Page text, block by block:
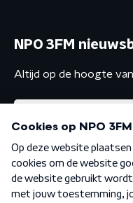
NPO 3FM
Altijd op de hoogte
Algemene voorwaarden